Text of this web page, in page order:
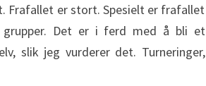
Frafallet er stort. Spesielt er frafallet
Det er i ferd med å bli et
slik jeg vurderer det. Turneringer,